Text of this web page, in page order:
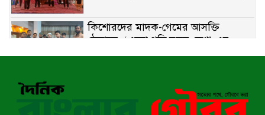
কিশোরদের মাদক-গেমের আসক্তি
ঠেকাতে, ‘এসো গড়ি নতুন দেশ’-এর
ফুটবল বিতরণ